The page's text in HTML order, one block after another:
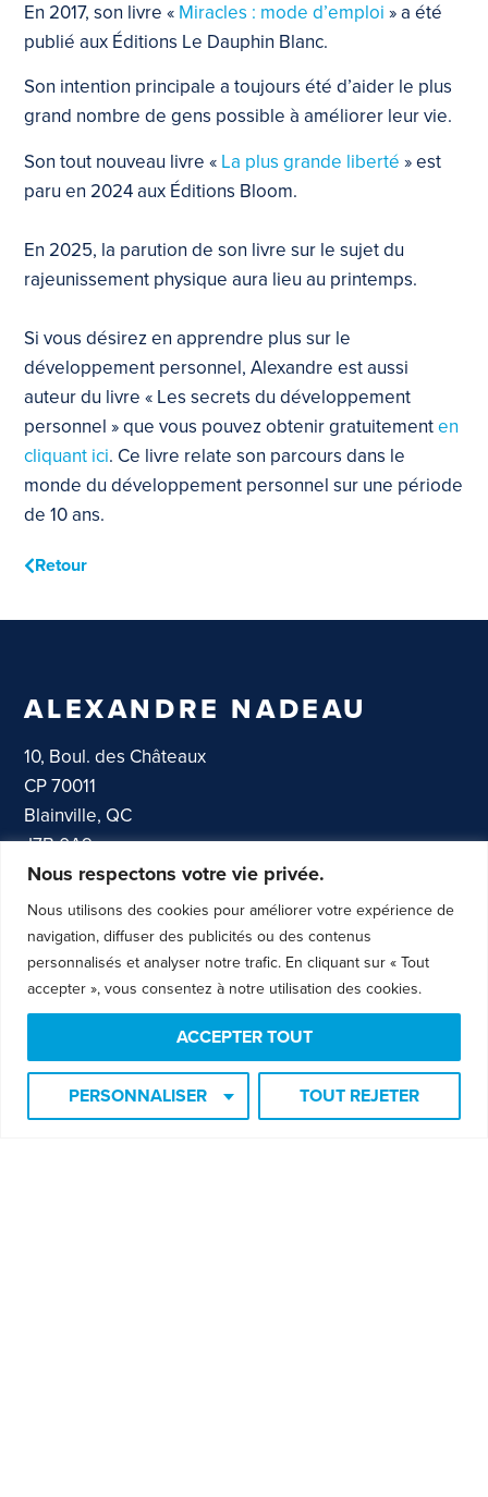
Nous respectons votre vie privée.
Nous utilisons des cookies pour améliorer votre expérience de
navigation, diffuser des publicités ou des contenus
personnalisés et analyser notre trafic. En cliquant sur « Tout
accepter », vous consentez à notre utilisation des cookies.
PERSONNALISER TOUT REJETER
ACCEPTER TOUT
En 2017, son livre « Miracles : mode d’emploi » a été
publié aux Éditions Le Dauphin Blanc.
Son intention principale a toujours été d’aider le plus
grand nombre de gens possible à améliorer leur vie.
Son tout nouveau livre « La plus grande liberté » est
paru en 2024 aux Éditions Bloom.
En 2025, la parution de son livre sur le sujet du
rajeunissement physique aura lieu au printemps.
Si vous désirez en apprendre plus sur le
développement personnel, Alexandre est aussi
auteur du livre « Les secrets du développement
personnel » que vous pouvez obtenir gratuitementen
cliquant ici. Ce livre relate son parcours dans le
monde du développement personnel sur une période
de 10 ans.
Retour
ALEXANDRE NADEAU
10, Boul. des Châteaux
CP 70011
Blainville, QC
J7B 0A9
Canada
Suivez Alexandre!
Biographie
Boutique